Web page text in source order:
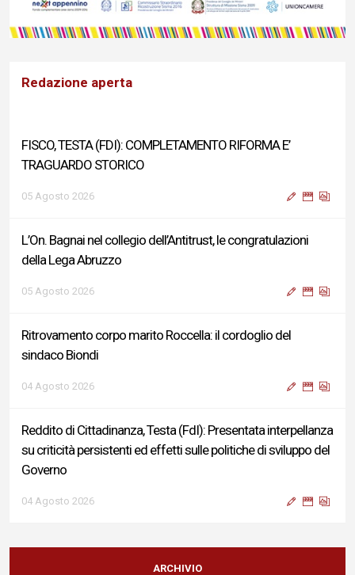
Redazione aperta
FISCO, TESTA (FDI): COMPLETAMENTO RIFORMA E’
TRAGUARDO STORICO
05 Agosto 2026
L’On. Bagnai nel collegio dell’Antitrust, le congratulazioni
della Lega Abruzzo
05 Agosto 2026
Ritrovamento corpo marito Roccella: il cordoglio del
sindaco Biondi
04 Agosto 2026
Reddito di Cittadinanza, Testa (FdI): Presentata interpellanza
su criticità persistenti ed effetti sulle politiche di sviluppo del
Governo
04 Agosto 2026
Sigismondi, Liris e Testa: “Profondo cordoglio e vicinanza al
Ministro Roccella e alla sua famiglia”
ARCHIVIO